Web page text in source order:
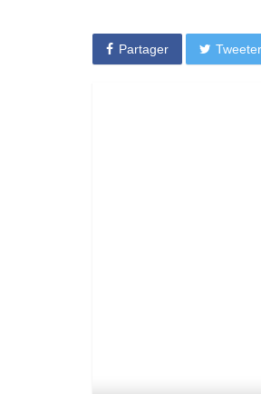
Partager Tweeter